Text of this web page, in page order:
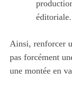
éditoriale.
Ainsi, renforcer
pas forcément
une montée en